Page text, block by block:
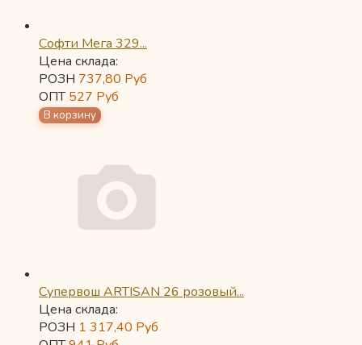
Софти Мега 329...
Цена склада:
РОЗН 737,80 Руб
ОПТ527 Руб
Супервош ARTISAN 26 розовый...
Цена склада:
РОЗН 1 317,40 Руб